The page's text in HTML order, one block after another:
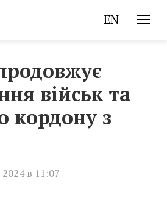
EN
військ та
кордону з
в 11:07